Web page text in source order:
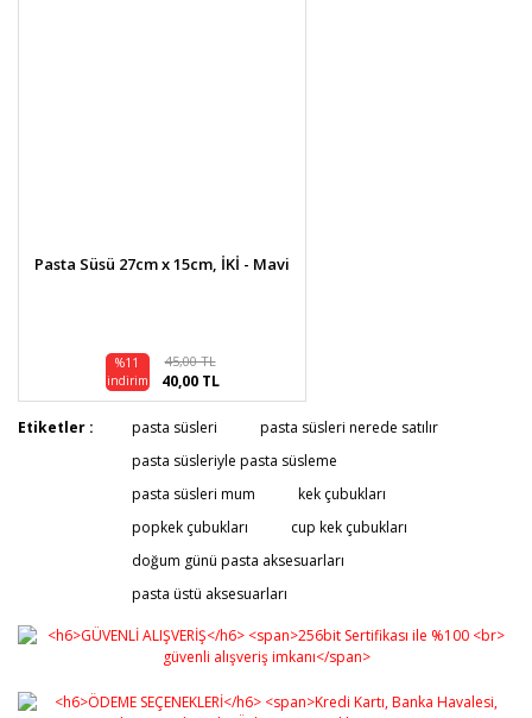
Pasta Süsü 27cm x 15cm, İKİ - Mavi
%11
indirim
45,00 TL
40,00 TL
Etiketler : pasta süsleri
pasta süsleri nerede satılır
pasta süsleriyle pasta süsleme
pasta süsleri mum
kek çubukları
popkek çubukları
cup kek çubukları
doğum günü pasta aksesuarları
pasta üstü aksesuarları